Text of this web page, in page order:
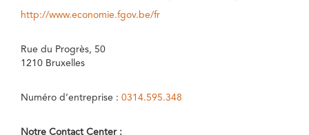
http://www.economie.fgov.be/fr
Rue du Progrès, 50
1210 Bruxelles
Numéro d’entreprise : 0314.595.348
Notre Contact Center :